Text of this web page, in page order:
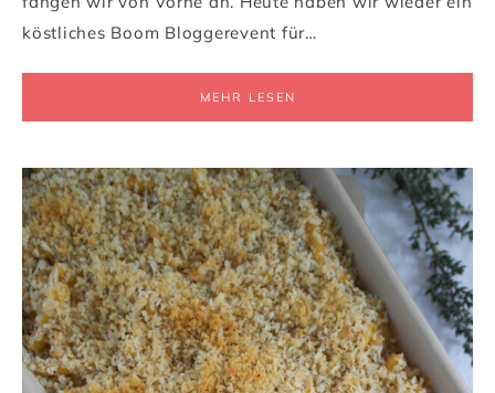
köstliches Boom Bloggerevent für…
MEHR LESEN